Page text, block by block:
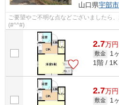
山口県宇部市
ご要望やご不明な点などございましたら
(#^^#)
2.7万円
敷金 1
1階 /
2.7万円
敷金 1